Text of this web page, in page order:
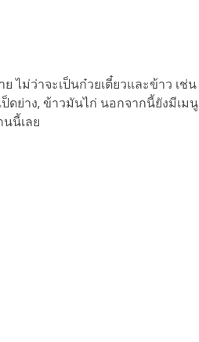
ไม่ว่าจะเป็นก๋วยเตี๋ยวและข้าว เช่น
ป็ดย่าง, ข้าวมันไก่ นอกจากนี้ยังมีเมนู
นนี้เลย